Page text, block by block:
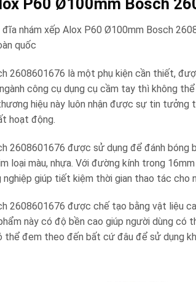
P60 Ø100mm Bosch
đĩa nhám xếp Alox P60 Ø100mm Bosch
quốc
2608601676 là một phụ kiện cần thiết,
công cụ dụng cụ cầm tay thì không
hiệu này luôn nhận được sự tin tưởng
hoạt động.
2608601676 được sử dụng để đánh bóng
loại màu, nhựa. Với đường kính trong
giúp tiết kiệm thời gian thao tác cho
2608601676 được chế tạo bằng vật liệu
này có độ bền cao giúp người dùng có
thể đem theo đến bất cứ đâu để sử dụng